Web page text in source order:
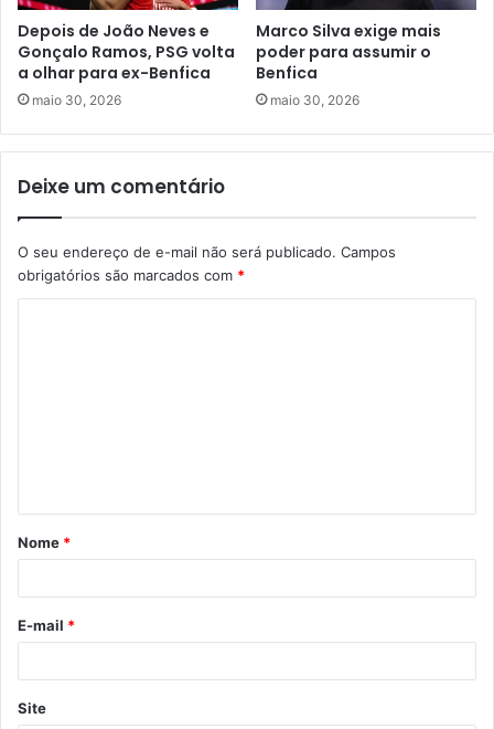
Depois de João Neves e
Gonçalo Ramos, PSG volta
a olhar para ex-Benfica
maio 30, 2026
Marco Silva exige mais
poder para assumir o
Benfica
maio 30, 2026
Deixe um comentário
O seu endereço de e-mail não será publicado. Campos
obrigatórios são marcados com *
á
r
*
Nome *
E-mail *
Site